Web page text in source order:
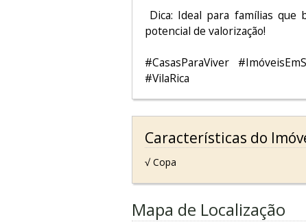
Dica: Ideal para famílias que
potencial de valorização!
#CasasParaViver
#VilaRica
Características do
√ Copa
Mapa de Localização